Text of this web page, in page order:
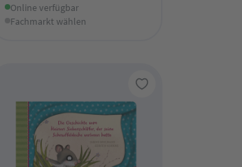
Online verfügbar
Fachmarkt wählen